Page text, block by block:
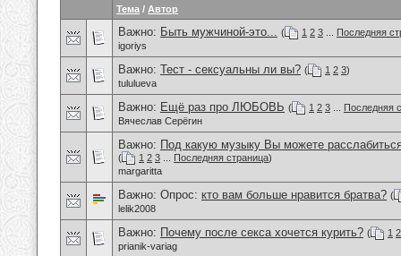
Тема / Автор
Важно: Быть мужчиной-это... ( 1 2 3
Последняя
igoriys
Важно: Тест - сексуальны ли вы? ( 1 2 3)
tululueva
Важно: Ещё раз про ЛЮБОВЬ ( 1 2 3
Последняя
Вячеслав Серёгин
Важно: Под какую музыку Вы можете
( 1 2 3 Последняя страница)
margaritta
Важно: Опрос: кто вам больше нравится братва? (
lelik2008
Важно: Почему после секса хочется курить? ( 1 2
prianik-variag